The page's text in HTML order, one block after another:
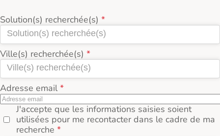
Solution(s) recherchée(s)
Ville(s) recherchée(s)
Adresse email
J'accepte que les informations saisies soient
utilisées pour me recontacter dans le cadre de ma
recherche